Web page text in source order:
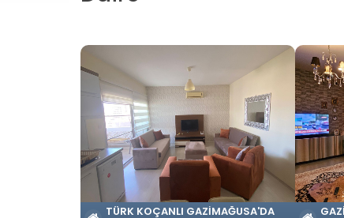
TÜRK KOÇANLI GAZIMAĞUSA'DA